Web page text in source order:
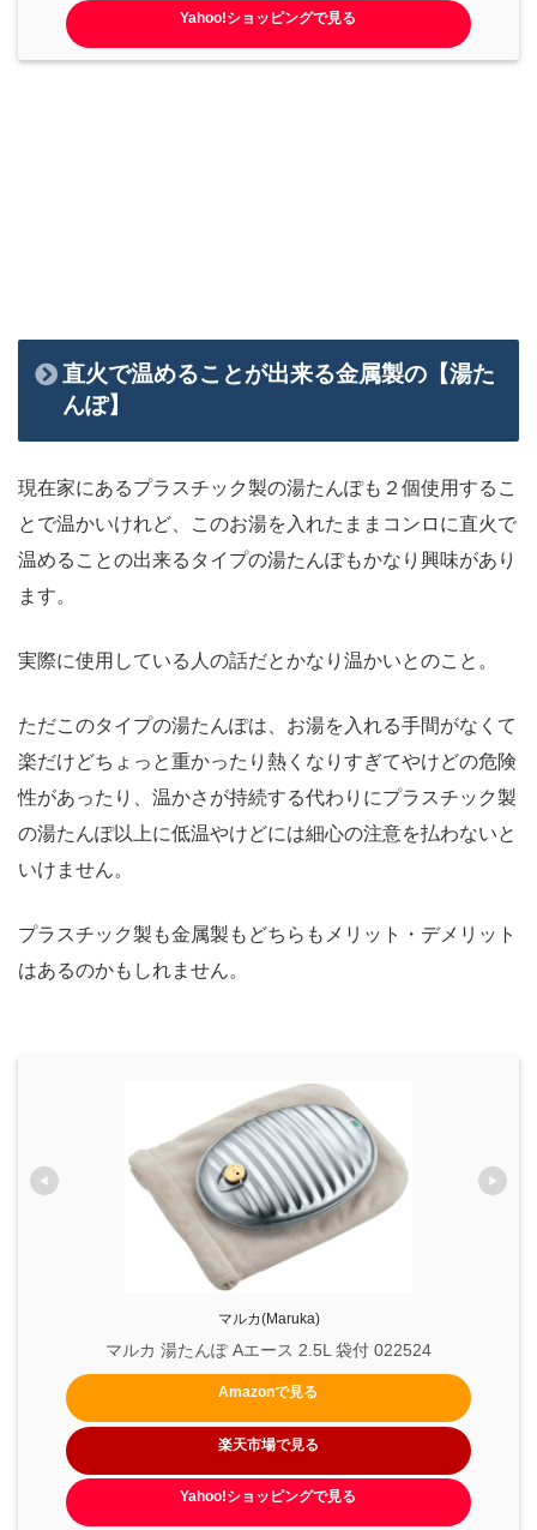
Yahoo!ショッピングで見る
直火で温めることが出来る金属製の【湯た
んぽ】
現在家にあるプラスチック製の湯たんぽも２個使用するこ
とで温かいけれど、このお湯を入れたままコンロに直火で
温めることの出来るタイプの湯たんぽもかなり興味があり
ます。
実際に使用している人の話だとかなり温かいとのこと。
ただこのタイプの湯たんぽは、お湯を入れる手間がなくて
楽だけどちょっと重かったり熱くなりすぎてやけどの危険
性があったり、温かさが持続する代わりにプラスチック製
の湯たんぽ以上に低温やけどには細心の注意を払わないと
いけません。
プラスチック製も金属製もどちらもメリット・デメリット
はあるのかもしれません。
マルカ(Maruka)
マルカ 湯たんぽ Aエース 2.5L 袋付 022524
Amazonで見る
楽天市場で見る
Yahoo!ショッピングで見る